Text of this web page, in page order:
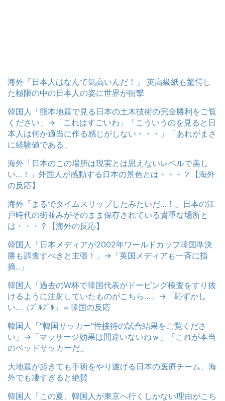
海外「日本人はなんて気高いんだ！」 英高級紙も驚愕し
た極限の中の日本人の姿に世界が衝撃
韓国人「熊本地震で見る日本の土木技術の完全勝利をご覧
ください」→「これはすごいわ」「こういうのを見ると日
本人は何か適当に作る感じがしない・・・」「あれがまさ
に経験値である」
海外「日本のこの場所は現実とは思えないレベルで美し
い…！」外国人が感動する日本の景色とは・・・？【海外
の反応】
海外「まるでタイムスリップしたみたいだ…！」日本の江
戸時代の街並みがそのまま保存されている貴重な場所と
は・・・？【海外の反応】
韓国人「日本メディアが2002年ワールドカップ韓国準決
勝も調査すべきと主張！」→「英国メディアも一斉に指
摘‥」
韓国人「過去のW杯で韓国代表がドーピング検査をすり抜
けるように注射していたものがこちら…」→「恥ずかし
い…（ﾌﾞﾙﾌﾞﾙ」＝韓国の反応
韓国人「“韓国サッカー”性接待の試合結果をご覧くださ
い」→「マッサージ効果は間違いないねｗ」「これが本当
のベッドサッカーだ」
大地震が起きても手術をやり遂げる日本の医療チーム、海
外でも凄すぎると絶賛
韓国人「この夏、韓国人が東京へ行くしかない理由がこち